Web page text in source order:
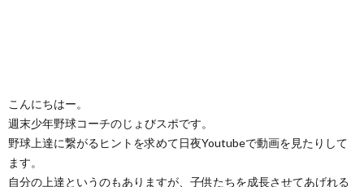
こんにちはー。
週末少年野球コーチのじょびスポです。
野球上達に繋がるヒントを求めて日夜Youtubeで動画を見たりして
ます。
自分の上達というのもありますが、子供たちを成長させてあげれる